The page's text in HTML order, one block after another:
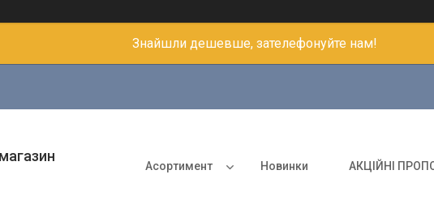
Знайшли дешевше, зателефонуйте нам!
Асортимент Новинки АКЦІЙНІ